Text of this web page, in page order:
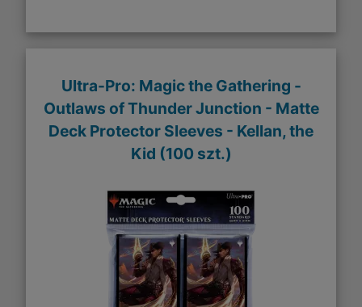
Ultra-Pro: Magic the Gathering -
Outlaws of Thunder Junction - Matte
Deck Protector Sleeves - Kellan, the
Kid (100 szt.)